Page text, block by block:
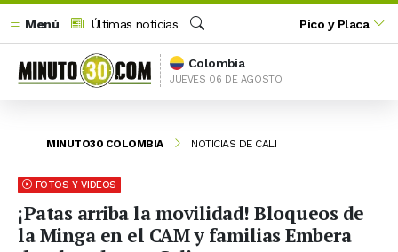
Menú
Últimas noticias
Buscar
Pico y Placa
Colombia
JUEVES 06 DE AGOSTO
MINUTO30 COLOMBIA NOTICIAS DE CALI
FOTOS Y VIDEOS
¡Patas arriba la movilidad! Bloqueos de
la Minga en el CAM y familias Embera